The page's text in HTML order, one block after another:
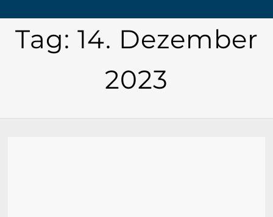
Tag: 14. Dezember
2023